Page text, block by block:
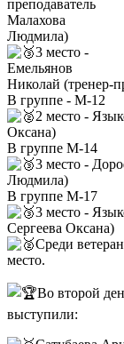
преподаватель
Малахова
Людмила)
3 место -
Емельянов
Николай (тренер-
В группе - М-12
2 место -
Оксана)
В группе М-14
3 место -
Людмила)
В группе М-17
3 место -
Сергеева Оксана)
Среди
место.
Во второй
выступили: